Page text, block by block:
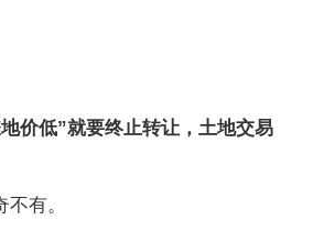
价低”就要终止转让，土地交易
有。